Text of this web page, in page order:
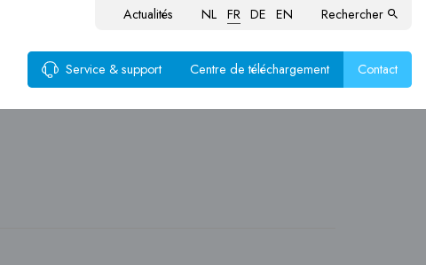
Actualités NL FR DE EN Rechercher
Service & support Centre de téléchargement Contact